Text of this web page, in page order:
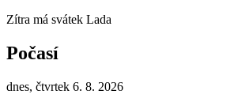
Zítra má svátek Lada
Počasí
dnes, čtvrtek 6. 8. 2026